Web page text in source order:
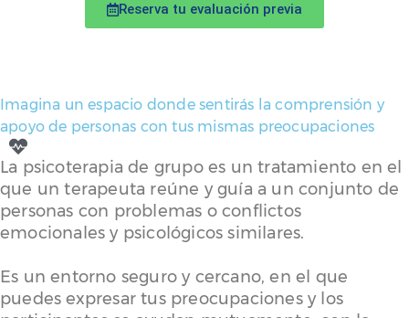
Reserva tu evaluación previa
Imagina un espacio donde sentirás la comprensión y
apoyo de personas con tus mismas preocupaciones
La psicoterapia de grupo es un tratamiento en el
que un terapeuta reúne y guía a un conjunto de
personas con problemas o conflictos
emocionales y psicológicos similares.
Es un entorno seguro y cercano, en el que
puedes expresar tus preocupaciones y los